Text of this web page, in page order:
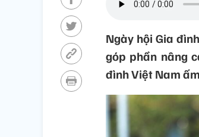
Ngày hội Gia
góp phần nâng
đình Việt Nam